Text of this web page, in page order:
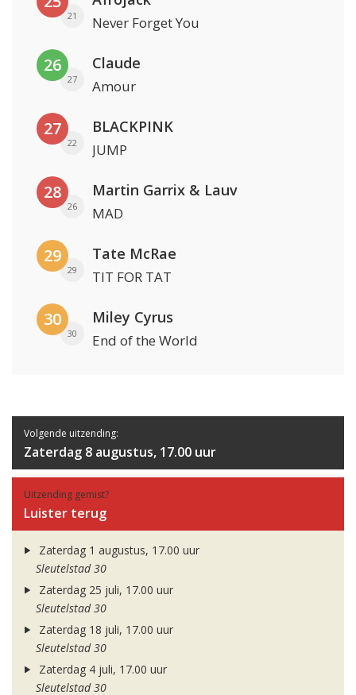
21 Never Forget You
26
27
Claude
Amour
27
22
BLACKPINK
JUMP
28
26
Martin Garrix & Lauv
MAD
29
29
Tate McRae
TIT FOR TAT
30
30
Miley Cyrus
End of the World
Volgende uitzending:
Zaterdag 8 augustus, 17.00 uur
Uitzending gemist?
Luister terug
Zaterdag 1 augustus, 17.00 uur
Sleutelstad 30
Zaterdag 25 juli, 17.00 uur
Sleutelstad 30
Zaterdag 18 juli, 17.00 uur
Sleutelstad 30
Zaterdag 4 juli, 17.00 uur
Sleutelstad 30